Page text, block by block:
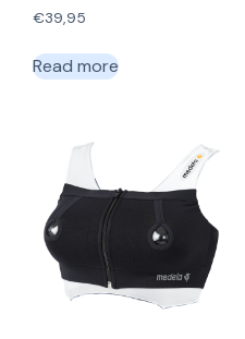
€39,95
Read more